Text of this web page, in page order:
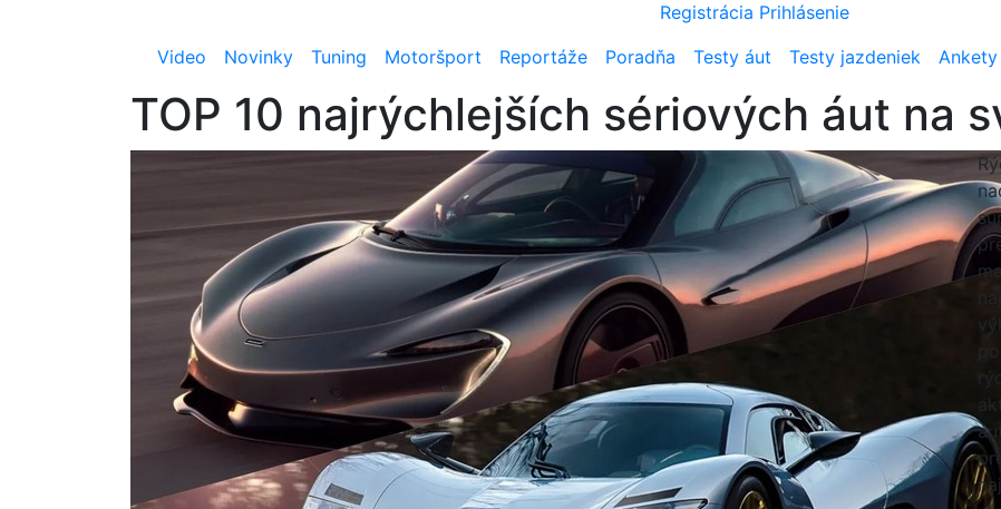
Registrácia Prihlásenie
Video
Novinky Tuning Motoršport Reportáže Poradňa Testy áut Testy jazdeniek Ankety
TOP 10 najrýchlejších sériových áut na